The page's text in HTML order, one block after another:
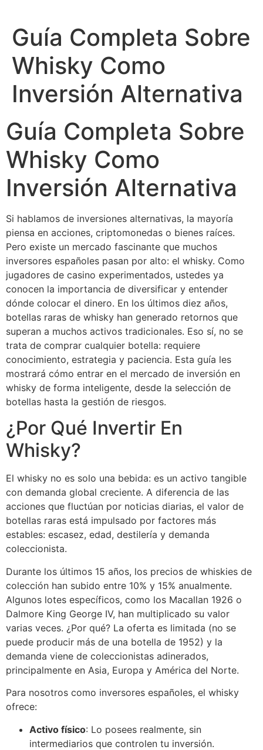
Guía Completa Sobre
Whisky Como
Inversión Alternativa
Guía Completa Sobre
Whisky Como
Inversión Alternativa
Si hablamos de inversiones alternativas, la mayoría
piensa en acciones, criptomonedas o bienes raíces.
Pero existe un mercado fascinante que muchos
inversores españoles pasan por alto: el whisky. Como
jugadores de casino experimentados, ustedes ya
conocen la importancia de diversificar y entender
dónde colocar el dinero. En los últimos diez años,
botellas raras de whisky han generado retornos que
superan a muchos activos tradicionales. Eso sí, no se
trata de comprar cualquier botella: requiere
conocimiento, estrategia y paciencia. Esta guía les
mostrará cómo entrar en el mercado de inversión en
whisky de forma inteligente, desde la selección de
botellas hasta la gestión de riesgos.
¿Por Qué Invertir En
Whisky?
El whisky no es solo una bebida: es un activo tangible
con demanda global creciente. A diferencia de las
acciones que fluctúan por noticias diarias, el valor de
botellas raras está impulsado por factores más
estables: escasez, edad, destilería y demanda
coleccionista.
Durante los últimos 15 años, los precios de whiskies de
colección han subido entre 10% y 15% anualmente.
Algunos lotes específicos, como los Macallan 1926 o
Dalmore King George IV, han multiplicado su valor
varias veces. ¿Por qué? La oferta es limitada (no se
puede producir más de una botella de 1952) y la
demanda viene de coleccionistas adinerados,
principalmente en Asia, Europa y América del Norte.
Para nosotros como inversores españoles, el whisky
ofrece:
Activo físico: Lo posees realmente, sin
intermediarios que controlen tu inversión.